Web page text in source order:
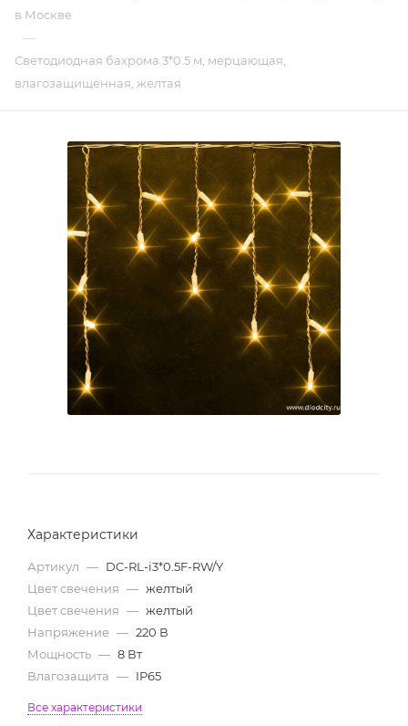
в Москве
—
Светодиодная бахрома 3*0.5 м, мерцающая,
влагозащищенная, желтая
Характеристики
Артикул — DC-RL-i3*0.5F-RW/Y
Цвет свечения — желтый
Цвет свечения — желтый
Напряжение — 220 В
Мощность — 8 Вт
Влагозащита — IP65
Все характеристики